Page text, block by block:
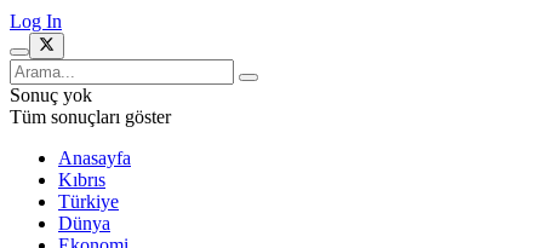
Log In
Sonuç yok
Tüm sonuçları göster
Anasayfa
Kıbrıs
Türkiye
Dünya